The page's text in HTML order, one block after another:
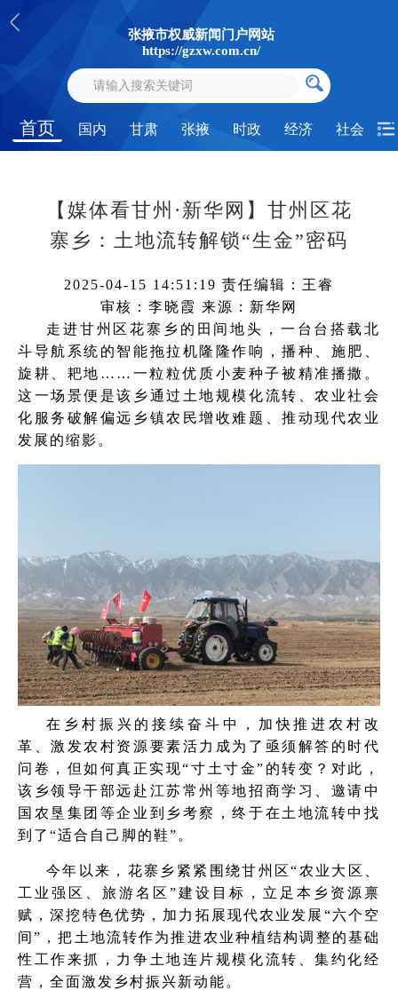
张掖市权威新闻门户网站
https://gzxw.com.cn/
首页 国内 甘肃 张掖 时政 经济 社会
【媒体看甘州·新华网】甘州区花
寨乡：土地流转解锁“生金”密码
2025-04-15 14:51:19 责任编辑：王睿
审核：李晓霞 来源：新华网
走进甘州区花寨乡的田间地头，一台台搭载北
斗导航系统的智能拖拉机隆隆作响，播种、施肥、
旋耕、耙地……一粒粒优质小麦种子被精准播撒。
这一场景便是该乡通过土地规模化流转、农业社会
化服务破解偏远乡镇农民增收难题、推动现代农业
发展的缩影。
在乡村振兴的接续奋斗中，加快推进农村改
革、激发农村资源要素活力成为了亟须解答的时代
问卷，但如何真正实现“寸土寸金”的转变？对此，
该乡领导干部远赴江苏常州等地招商学习、邀请中
国农垦集团等企业到乡考察，终于在土地流转中找
到了“适合自己脚的鞋”。
今年以来，花寨乡紧紧围绕甘州区“农业大区、
工业强区、旅游名区”建设目标，立足本乡资源禀
赋，深挖特色优势，加力拓展现代农业发展“六个空
间”，把土地流转作为推进农业种植结构调整的基础
性工作来抓，力争土地连片规模化流转、集约化经
营，全面激发乡村振兴新动能。